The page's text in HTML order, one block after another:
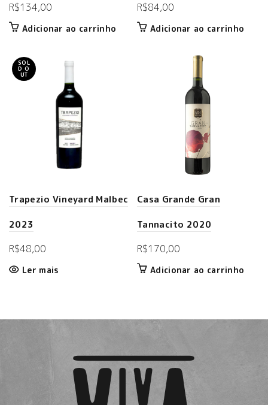
R$134,00
Adicionar ao carrinho
R$84,00
Adicionar ao carrinho
SOL
D O
UT
Trapezio Vineyard Malbec
2023
R$48,00
Ler mais
Casa Grande Gran
Tannacito 2020
R$170,00
Adicionar ao carrinho